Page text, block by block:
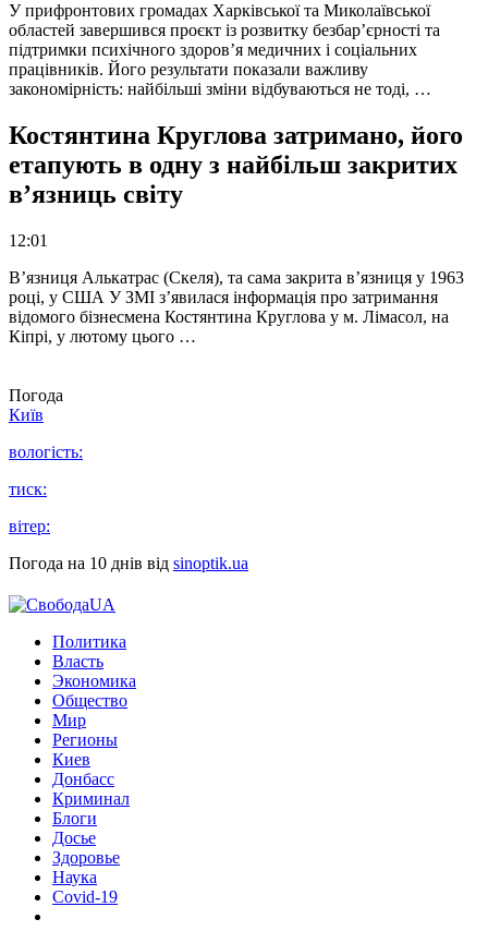
У прифронтових громадах Харківської та Миколаївської
областей завершився проєкт із розвитку безбар’єрності та
підтримки психічного здоров’я медичних і соціальних
працівників. Його результати показали важливу
закономірність: найбільші зміни відбуваються не тоді, …
Костянтина Круглова затримано, його
етапують в одну з найбільш закритих
в’язниць світу
12:01
В’язниця Алькатрас (Скеля), та сама закрита в’язниця у 1963
році, у США У ЗМІ з’явилася інформація про затримання
відомого бізнесмена Костянтина Круглова у м. Лімасол, на
Кіпрі, у лютому цього …
Погода
Київ
вологість:
тиск:
вітер:
Погода на 10 днів від sinoptik.ua
Политика
Власть
Экономика
Общество
Мир
Регионы
Киев
Донбасс
Криминал
Блоги
Досье
Здоровье
Наука
Covid-19